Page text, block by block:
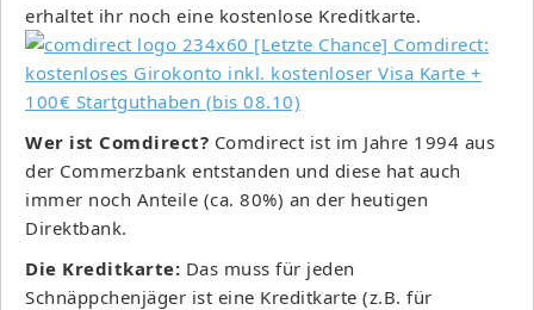
erhaltet ihr noch eine kostenlose Kreditkarte.
Wer ist Comdirect? Comdirect ist im Jahre 1994 aus
der Commerzbank entstanden und diese hat auch
immer noch Anteile (ca. 80%) an der heutigen
Direktbank.
Die Kreditkarte: Das muss für jeden
Schnäppchenjäger ist eine Kreditkarte (z.B. für